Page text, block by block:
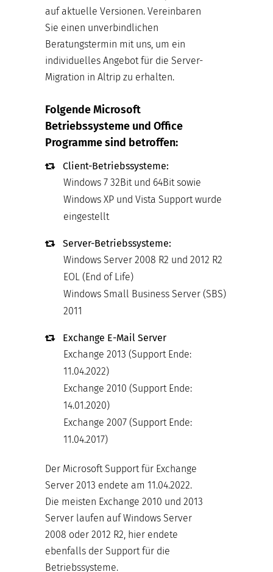
auf aktuelle Versionen. Vereinbaren
Sie einen unverbindlichen
Beratungstermin mit uns, um ein
individuelles Angebot für die Server-
Migration in Altrip zu erhalten.
Folgende Microsoft
Betriebssysteme und Office
Programme sind betroffen:
Client-Betriebssysteme:
Windows 7 32Bit und 64Bit sowie
Windows XP und Vista Support wurde
eingestellt
Server-Betriebssysteme:
Windows Server 2008 R2 und 2012 R2
EOL (End of Life)
Windows Small Business Server (SBS)
2011
Exchange E-Mail Server
Exchange 2013 (Support Ende:
11.04.2022)
Exchange 2010 (Support Ende:
14.01.2020)
Exchange 2007 (Support Ende:
11.04.2017)
Der Microsoft Support für Exchange
Server 2013 endete am 11.04.2022.
Die meisten Exchange 2010 und 2013
Server laufen auf Windows Server
2008 oder 2012 R2, hier endete
ebenfalls der Support für die
Betriebssysteme.